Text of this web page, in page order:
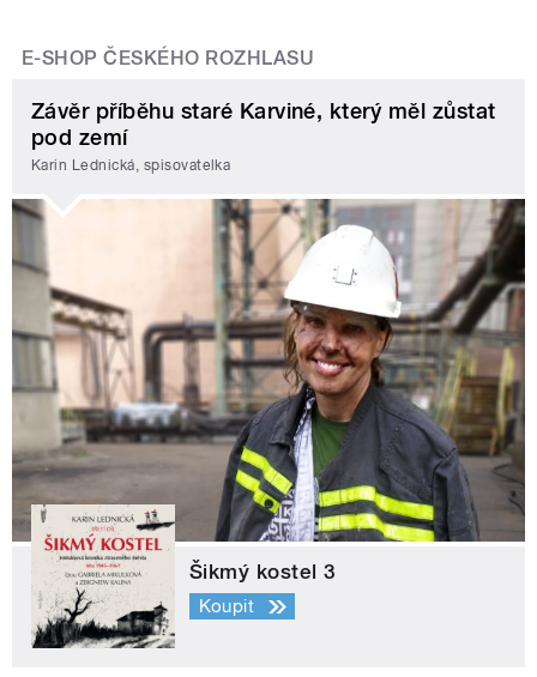
E-SHOP ČESKÉHO ROZHLASU
Závěr příběhu staré Karviné, který měl zůstat
pod zemí
Karin Lednická, spisovatelka
Šikmý kostel 3
Koupit